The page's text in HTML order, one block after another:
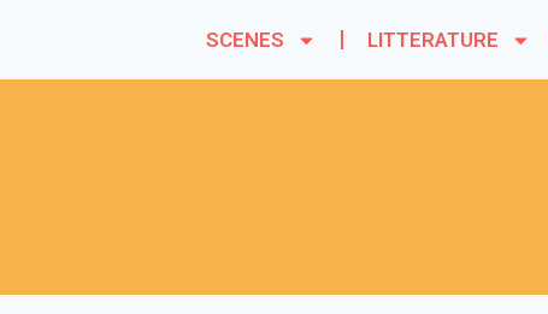
SCENES LITTERATURE